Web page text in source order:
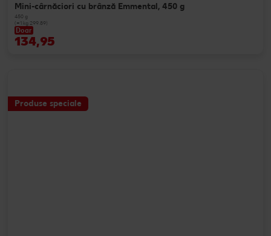
Mini-cârnăciori cu brânză Emmental, 450 g
450 g
(=1 kg 299.89)
Doar
134,95
Produse speciale